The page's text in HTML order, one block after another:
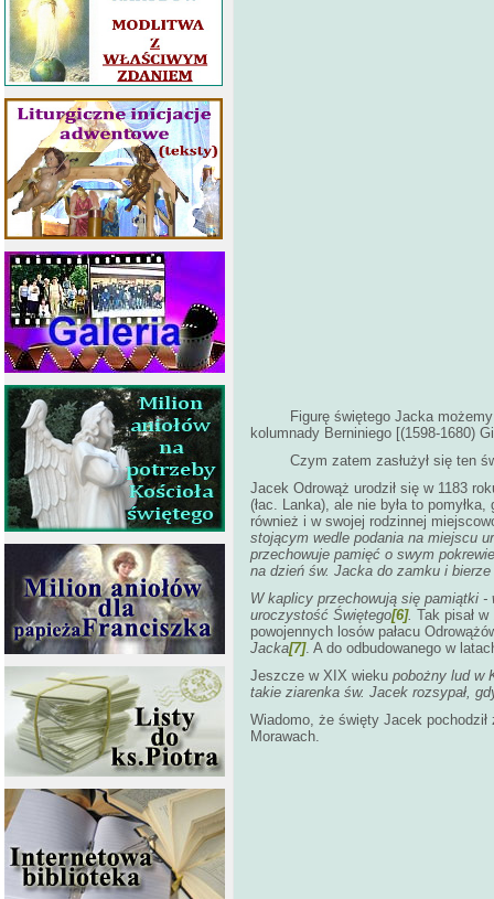
Figurę świętego Jacka możemy
kolumnady Berniniego [(1598-1680)
Czym zatem zasłużył się ten
Jacek Odrowąż urodził się w 1183
(łac. Lanka), ale nie była to
również i w swojej rodzinnej
stojącym wedle podania na miejscu
przechowuje pamięć o swym
na dzień św. Jacka do zamku i bierze
W kaplicy przechowują się pamiątki
uroczystość Świętego[6]. Tak pisał
powojennych losów pałacu
Jacka[7]. A do odbudowanego w
Jeszcze w XIX wieku pobożny lud w
takie ziarenka św. Jacek rozsypał,
Wiadomo, że święty Jacek
Morawach.